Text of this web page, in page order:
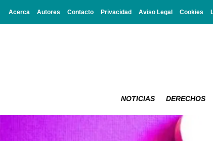
Acerca Autores Contacto Privacidad Aviso Legal Cookies
NOTICIAS DERECHOS